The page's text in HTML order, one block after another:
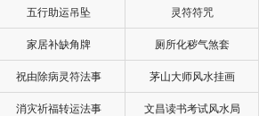
五行助运吊坠 灵符符咒
家居补缺角牌 厕所化秽气煞套
祝由除病灵符法事 茅山大师风水挂画
消灾祈福转运法事 文昌读书考试风水局